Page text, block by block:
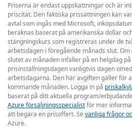
Priserna är endast uppskattningar och är
priscitat. Den faktiska prissättningen kan
avtal som ingås med Microsoft,
beräknas baserat på amerikanska dollar
stängningskurs som registreras under de
arbetsdagen i föregående månads slut.
slutet av månaden infaller på en helgdag
prisinställningsdagen vanligtvis dagen
arbetsdagarna. Den här avgiften gäller för
kommande månaden. Logga in på
baserat på ditt aktuella program/
Azure försäljningsspecialistför mer
att begära en prisoffert. Se vanliga frågor
Azure.